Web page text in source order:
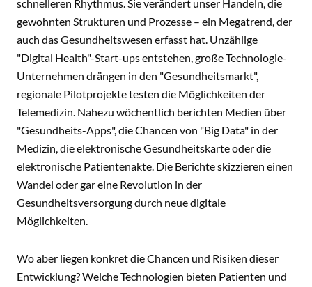
schnelleren Rhythmus. Sie verändert unser Handeln, die
gewohnten Strukturen und Prozesse – ein Megatrend, der
auch das Gesundheitswesen erfasst hat. Unzählige
"Digital Health"-Start-ups entstehen, große Technologie-
Unternehmen drängen in den "Gesundheitsmarkt",
regionale Pilotprojekte testen die Möglichkeiten der
Telemedizin. Nahezu wöchentlich berichten Medien über
"Gesundheits-Apps", die Chancen von "Big Data" in der
Medizin, die elektronische Gesundheitskarte oder die
elektronische Patientenakte. Die Berichte skizzieren einen
Wandel oder gar eine Revolution in der
Gesundheitsversorgung durch neue digitale
Möglichkeiten.
Wo aber liegen konkret die Chancen und Risiken dieser
Entwicklung? Welche Technologien bieten Patienten und